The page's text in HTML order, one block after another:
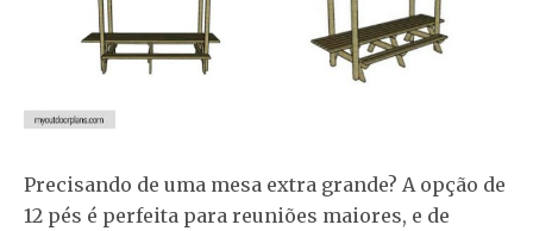
Precisando de uma mesa extra grande? A opção de
12 pés é perfeita para reuniões maiores, e de